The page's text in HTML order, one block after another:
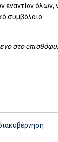
εναντίον όλων,
συμβόλαιο.
στο